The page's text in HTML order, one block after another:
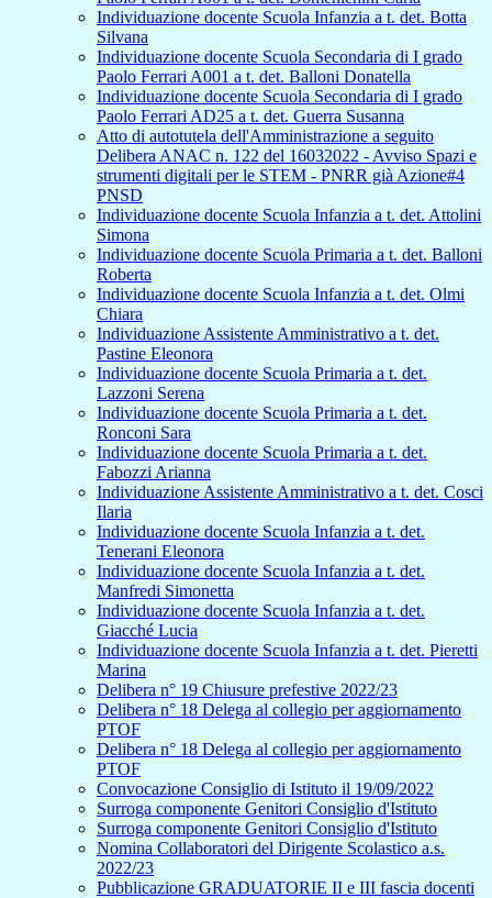
Individuazione docente Scuola Infanzia a t. det. Botta
Silvana
Individuazione docente Scuola Secondaria di I grado
Paolo Ferrari A001 a t. det. Balloni Donatella
Individuazione docente Scuola Secondaria di I grado
Paolo Ferrari AD25 a t. det. Guerra Susanna
Atto di autotutela dell'Amministrazione a seguito
Delibera ANAC n. 122 del 16032022 - Avviso Spazi e
strumenti digitali per le STEM - PNRR già Azione#4
PNSD
Individuazione docente Scuola Infanzia a t. det. Attolini
Simona
Individuazione docente Scuola Primaria a t. det. Balloni
Roberta
Individuazione docente Scuola Infanzia a t. det. Olmi
Chiara
Individuazione Assistente Amministrativo a t. det.
Pastine Eleonora
Individuazione docente Scuola Primaria a t. det.
Lazzoni Serena
Individuazione docente Scuola Primaria a t. det.
Ronconi Sara
Individuazione docente Scuola Primaria a t. det.
Fabozzi Arianna
Individuazione Assistente Amministrativo a t. det. Cosci
Ilaria
Individuazione docente Scuola Infanzia a t. det.
Tenerani Eleonora
Individuazione docente Scuola Infanzia a t. det.
Manfredi Simonetta
Individuazione docente Scuola Infanzia a t. det.
Giacché Lucia
Individuazione docente Scuola Infanzia a t. det. Pieretti
Marina
Delibera n° 19 Chiusure prefestive 2022/23
Delibera n° 18 Delega al collegio per aggiornamento
PTOF
Delibera n° 18 Delega al collegio per aggiornamento
PTOF
Convocazione Consiglio di Istituto il 19/09/2022
Surroga componente Genitori Consiglio d'Istituto
Surroga componente Genitori Consiglio d'Istituto
Nomina Collaboratori del Dirigente Scolastico a.s.
2022/23
Pubblicazione GRADUATORIE II e III fascia docenti